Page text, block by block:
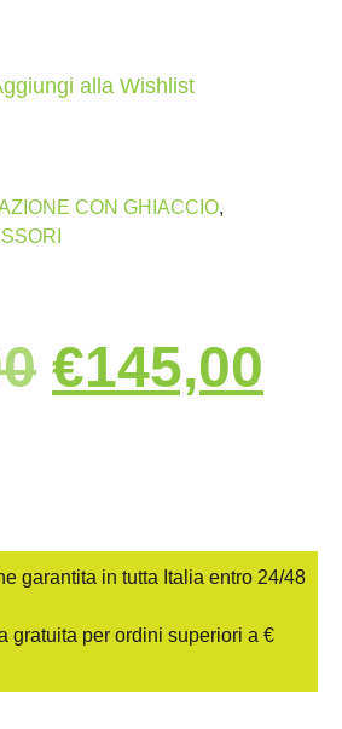
alla Wishlist
CON GHIACCIO,
€145,00
garantita in tutta Italia entro 24/48
gratuita per ordini superiori a €